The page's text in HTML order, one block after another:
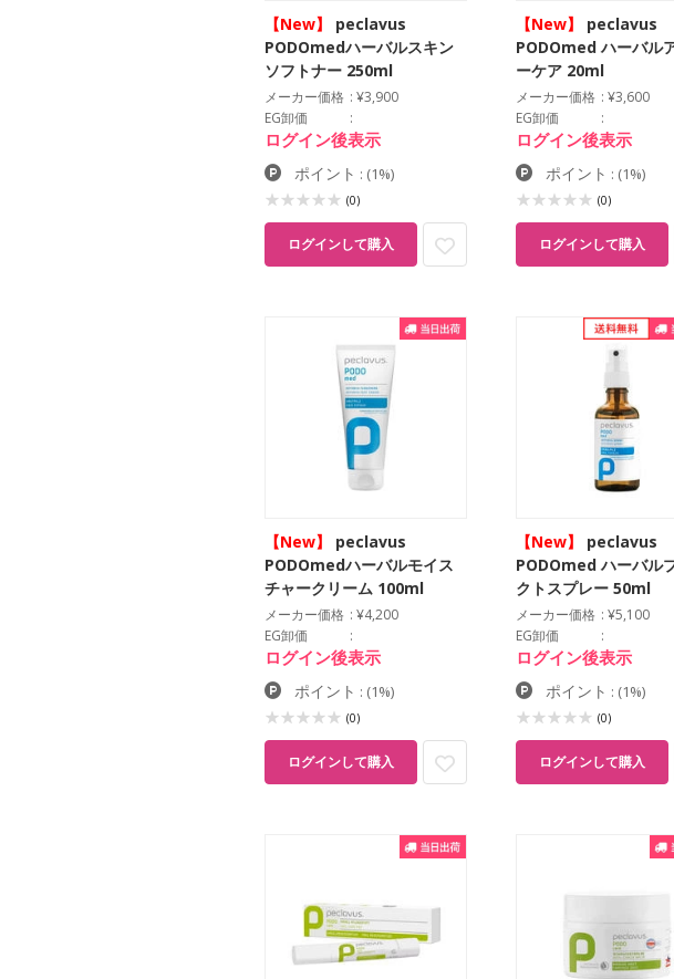
【New】
peclavus
PODOmedハーバルスキン
ソフトナー 250ml
メーカー価格
¥3,900
EG卸価
ログイン後表示
ポイント : (1%)
(0)
ログインして購入
【New】
peclavus
PODOmed ハーバル
ーケア 20ml
メーカー価格
¥3,600
EG卸価
ログイン後表示
ポイント : (1%)
(0)
ログインして購入
【New】
peclavus
PODOmedハーバルモイス
チャークリーム 100ml
メーカー価格
¥4,200
EG卸価
ログイン後表示
ポイント : (1%)
(0)
ログインして購入
【New】
peclavus
PODOmed ハーバル
クトスプレー 50ml
メーカー価格
¥5,100
EG卸価
ログイン後表示
ポイント : (1%)
(0)
ログインして購入